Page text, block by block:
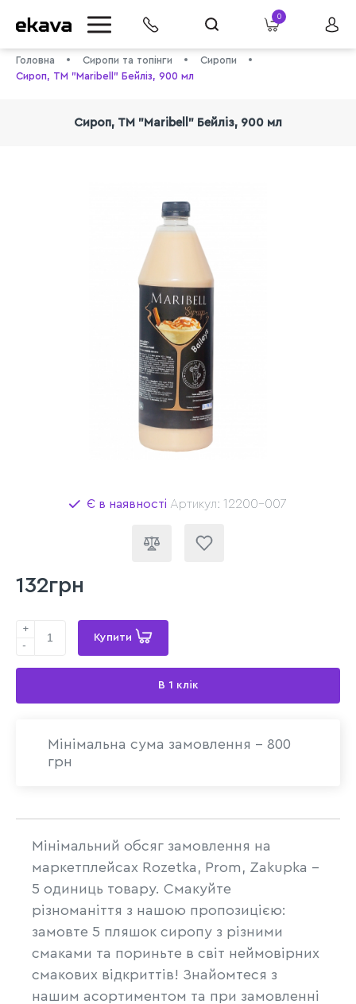
0
Головна Сиропи та топінги
Сиропи
Сироп, ТМ "Maribell" Бейліз, 900 мл
Сироп, ТМ "Maribell" Бейліз, 900 мл
Є в наявності Артикул: 12200-007
132грн
+
-
Купити
В 1 клік
Мінімальна сума замовлення - 800
грн
Мінімальний обсяг замовлення на
маркетплейсах Rozetka, Prom, Zakupka -
5 одиниць товару. Смакуйте
різноманіття з нашою пропозицією:
замовте 5 пляшок сиропу з різними
смаками та пориньте в світ неймовірних
смакових відкриттів! Знайомтеся з
нашим асортиментом та при замовленні